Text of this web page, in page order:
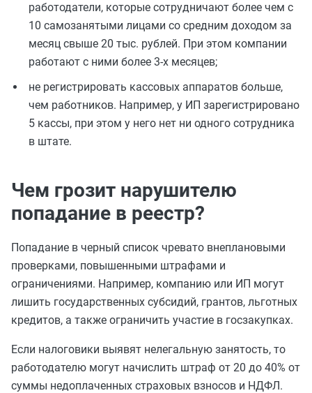
работодатели, которые сотрудничают более чем с
10 самозанятыми лицами со средним доходом за
месяц свыше 20 тыс. рублей. При этом компании
работают с ними более 3-х месяцев;
не регистрировать кассовых аппаратов больше,
чем работников. Например, у ИП зарегистрировано
5 кассы, при этом у него нет ни одного сотрудника
в штате.
Чем грозит нарушителю
попадание в реестр?
Попадание в черный список чревато внеплановыми
проверками, повышенными штрафами и
ограничениями. Например, компанию или ИП могут
лишить государственных субсидий, грантов, льготных
кредитов, а также ограничить участие в госзакупках.
Если налоговики выявят нелегальную занятость, то
работодателю могут начислить штраф от 20 до 40% от
суммы недоплаченных страховых взносов и НДФЛ.